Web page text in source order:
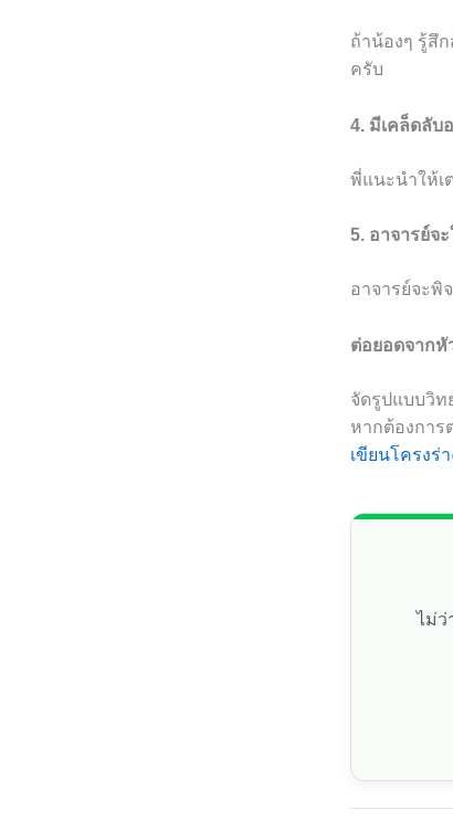
ถ้าน้องๆ รู้สึ
ครับ
4. มีเคล็ดลับ
พี่แนะนำให้เ
5. อาจารย์จ
อาจารย์จะพิ
ต่อยอดจาก
จัดรูปแบบวิท
หากต้องการ
เขียนโครงร่า
ไม่ว่